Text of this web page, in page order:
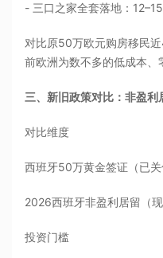
- 三口之家全套落地：
对比原50万欧元购房移民
前欧洲为数不多的低成本、
三、新旧政策对比：非盈
对比维度
西班牙50万黄金签证（已关
2026西班牙非盈利居留（现
投资门槛